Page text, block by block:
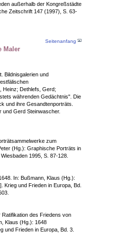
außerhalb der Kongreßstädte
Zeitschrift 147 (1997), S. 63-
Seitenanfang
Maler
Bildnisgalerien und
Heinz; Dethlefs, Gerd;
währenden Gedächtnis". Die
und ihre Gesandtenporträts.
Gerd Steinwascher.
zum
(Hg.): Graphische Porträts in
1995, S. 87-128.
In: Bußmann, Klaus (Hg.):
Krieg und Frieden in Europa, Bd.
des Friedens von
Klaus (Hg.): 1648
und Frieden in Europa, Bd. 3.